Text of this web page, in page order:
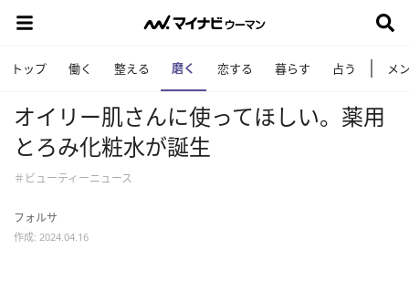
トップ 働く 整える 磨く 恋する 暮らす 占う メ
オイリー肌さんに使ってほしい。薬用
とろみ化粧水が誕生
＃ビューティーニュース
フォルサ
作成: 2024.04.16